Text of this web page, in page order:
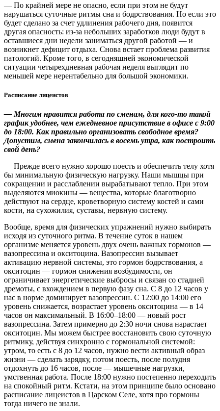
— По крайней мере не опасно, если при этом не будут
нарушаться суточные ритмы сна и бодрствования. Но если это
будет сделано за счет удлинения рабочего дня, появится
другая опасность: из-за небольших заработков люди будут в
оставшиеся дни недели заниматься другой работой — и
возникнет дефицит отдыха. Снова встает проблема развития
патологий. Кроме того, в сегодняшней экономической
ситуации четырехдневная рабочая неделя выглядит по
меньшей мере нерентабельно для большой экономики.
Расписание лицеистов
— Многим нравится работа по сменам, для кого-то такой
график удобнее, чем ежедневное присутствие в офисе с 9:00
до 18:00. Как правильно организовать свободное время?
Допустим, смена закончилась в восемь утра, как построить
свой день?
— Прежде всего нужно хорошо поесть и обеспечить телу хотя
бы минимальную физическую нагрузку. Наши мышцы при
сокращении и расслаблении вырабатывают тепло. При этом
выделяются миокины — вещества, которые благотворно
действуют на сердце, кроветворную систему костей и сами
кости, на сухожилия, суставы, нервную систему.
Вообще, время для физических упражнений нужно выбирать
исходя из суточного ритма. В течение суток в нашем
организме меняется уровень двух очень важных гормонов —
вазопрессина и окситоцина. Вазопрессин вызывает
активацию нервной системы, это гормон бодрствования, а
окситоцин — гормон снижения возбудимости, он
ограничивает энергетические выбросы и связан со стадией
дремоты, с вхождением в первую фазу сна. С 8 до 12 часов у
нас в норме доминирует вазопрессин. С 12:00 до 14:00 его
уровень снижается, возрастает уровень окситоцина — в 14
часов он максимальный. В 16:00–18:00 — новый рост
вазопрессина. Затем примерно до 2:30 ночи снова нарастает
окситоцин. Мы можем быстрее восстановить свою суточную
ритмику, действуя синхронно с гормональной системой:
утром, то есть с 8 до 12 часов, нужно вести активный образ
жизни — сделать зарядку, потом поесть, после полудня
отдохнуть до 16 часов, после — мышечные нагрузки,
умственная работа. После 18:00 нужно постепенно переходить
на спокойный ритм. Кстати, на этом принципе было основано
расписание лицеистов в Царском Селе, хотя про гормоны
тогда ничего не знали.